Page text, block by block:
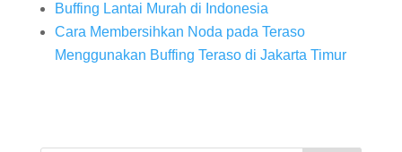
Buffing Lantai Murah di Indonesia
Cara Membersihkan Noda pada Teraso
Menggunakan Buffing Teraso di Jakarta Timur